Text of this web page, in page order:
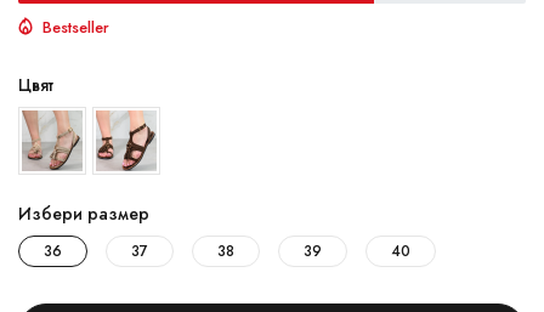
Bestseller
Цвят
Избери размер
36 37 38 39 40